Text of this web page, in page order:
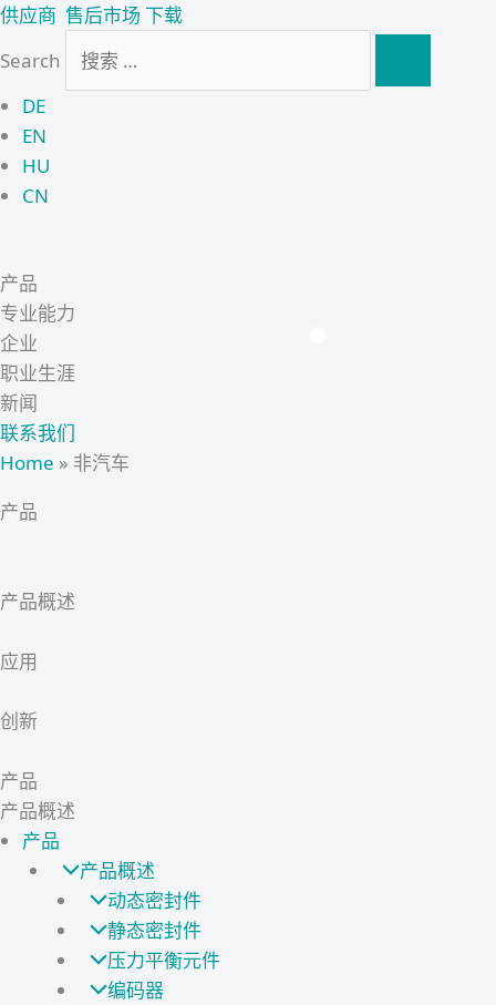
跳
内
容
供应商 售后市场 下载
Search
DE
EN
HU
CN
产品
专业能力
企业
职业生涯
新闻
联系我们
Home » 非汽车
产品
产品概述
应用
创新
产品
产品概述
产品
产品概述
动态密封件
静态密封件
压力平衡元件
编码器